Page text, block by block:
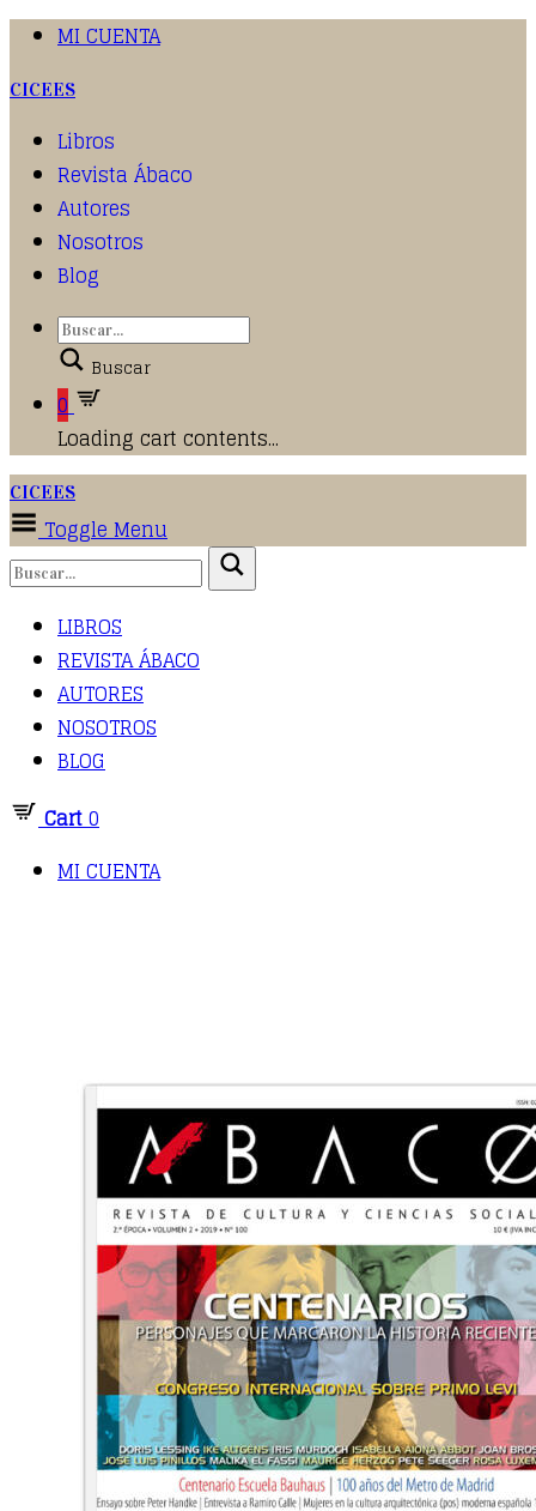
MI CUENTA
CICEES
Libros
Revista Ábaco
Autores
Nosotros
Blog
Buscar
0
Loading cart contents...
CICEES
Toggle Menu
LIBROS
REVISTA ÁBACO
AUTORES
NOSOTROS
BLOG
Cart0
MI CUENTA